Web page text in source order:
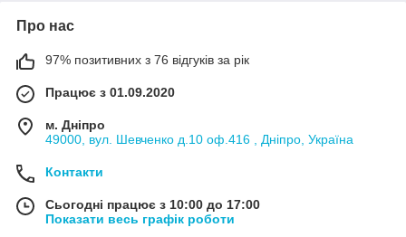
Про нас
97% позитивних з 76 відгуків за рік
Працює з 01.09.2020
м. Дніпро
49000, вул. Шевченко д.10 оф.416 , Дніпро, Україна
Контакти
Сьогодні працює з 10:00 до 17:00
Показати весь графік роботи